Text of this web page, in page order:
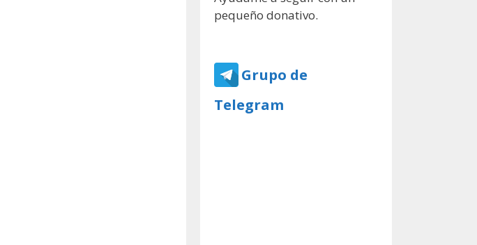
pequeño donativo.
Grupo de
Telegram